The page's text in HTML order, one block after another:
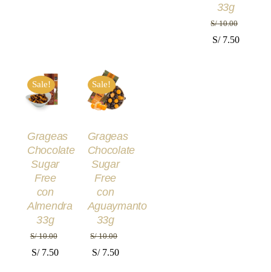
33g
S/10.00
El
S/7.50El
Sale!
AL
CARRITO
/
Grageas
Chocolate
Sugar
Free
con
Almendra
33g
S/10.00
El
S/7.50El
Sale!
AL
CARRITO
/
Grageas
Chocolate
Sugar
Free
con
Aguaymanto
33g
S/10.00
El
S/7.50El